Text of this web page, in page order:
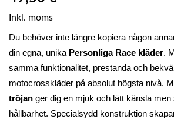
Inkl. moms
Du behöver inte längre kopiera någon
din egna, unika Personliga Race kläder.
samma funktionalitet, prestanda och
motocrosskläder på absolut högsta nivå.
tröjan ger dig en mjuk och lätt känsla
hållbarhet. Specialsydd konstruktion